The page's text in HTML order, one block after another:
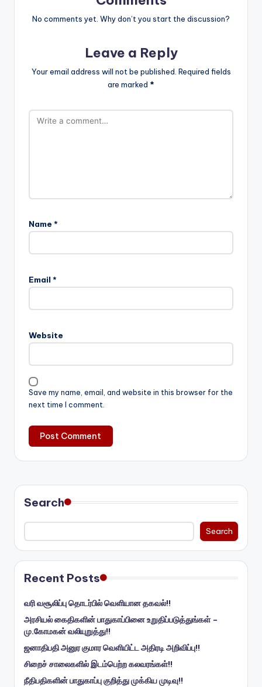
No comments yet. Why don’t you start the discussion?
Leave a Reply
Your email address will not be published. Required fields
are marked *
Name *
Email *
Website
Save my name, email, and website in this browser for the
next time I comment.
Search
Search
Recent Posts
வரி வசூலிப்பு தொடர்பில் வெளியான தகவல்!!
அரசியல் கைதிகளின் பாதுகாப்பினை உறுதிப்படுத்துங்கள் –
மு.கோமகன் வலியுறுத்து!!
ஜனாதிபதி அனுர குமார வெளியிட்ட அதிரடி அறிவிப்பு!!
சிறைச் சாலைகளில் இடம்பெற்ற கலவரங்கள்!!
நீதிபதிகளின் பாதுகாப்பு குறித்து முக்கிய முடிவு!!